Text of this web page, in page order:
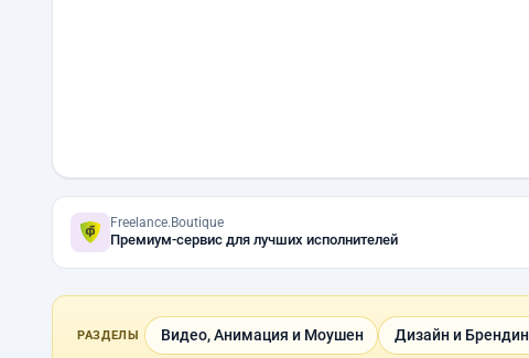
Freelance.Boutique
Премиум-сервис для лучших исполнителей
РАЗДЕЛЫ Видео, Анимация и Моушен Дизайн и